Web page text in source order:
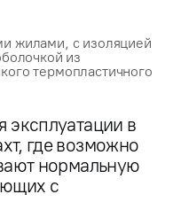
жилами, с изоляцией
из
термопластичного
эксплуатации в
где возможно
нормальную
с